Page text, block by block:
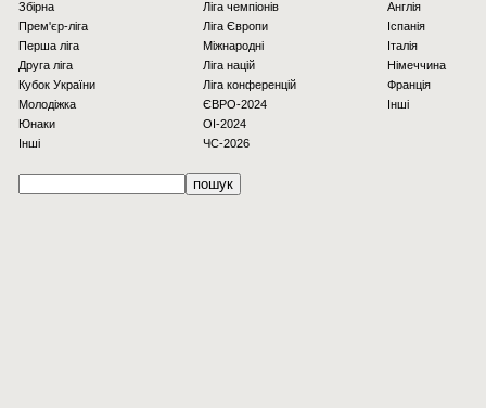
Збірна
Прем'єр-ліга
Перша ліга
Друга ліга
Кубок України
Молодіжка
Юнаки
Інші
Ліга чемпіонів
Ліга Європи
Міжнародні
Ліга націй
Ліга конференцій
ЄВРО-2024
OI-2024
ЧС-2026
Англія
Іспанія
Італія
Німеччина
Франція
Інші